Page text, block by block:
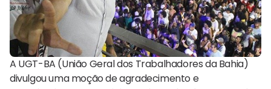
A UGT-BA (União Geral dos Trabalhadores da Bahia)
divulgou uma moção de agradecimento e